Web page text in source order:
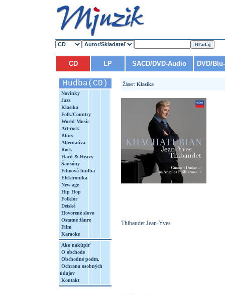
CD LP SACD/DVD-Audio DVD/
Hudba(CD)
Novinky
Jazz
Klasika
Folk/Country
World Music
Art-rock
Blues
Alternatíva
Rock
Hard & Heavy
Šansóny
Filmová hudba
Elektronika
New age
Hip Hop
Folklór
Detské
Hovorené slovo
Ostatné žánre
Film
Karaoke
Ako nakúpiť
O obchode
Obchodné podm.
Ochrana osobných
údajov
Kontakt
Žáner: Klasika
Thibaudet Jean-Yves